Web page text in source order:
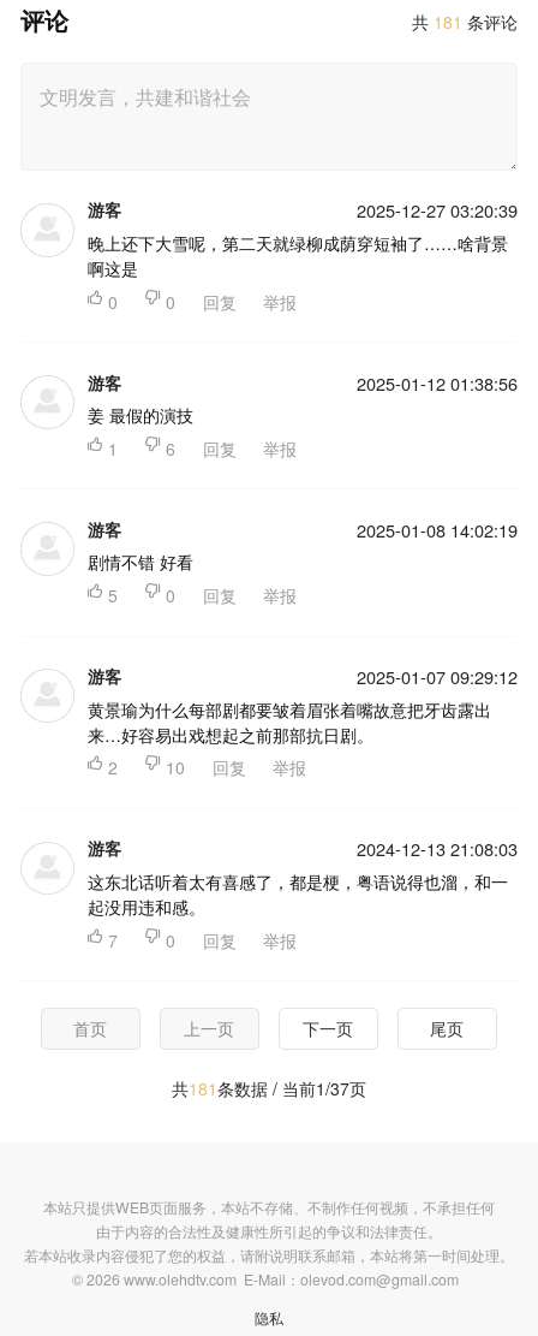
共 181 条评论
评论
游客 2025-12-27 03:20:39
晚上还下大雪呢，第二天就绿柳成荫穿短袖了……啥背景
啊这是
 0  0 回复 举报
游客 2025-01-12 01:38:56
姜 最假的演技
 1  6 回复 举报
游客 2025-01-08 14:02:19
剧情不错 好看
 5  0 回复 举报
游客 2025-01-07 09:29:12
黄景瑜为什么每部剧都要皱着眉张着嘴故意把牙齿露出
来…好容易出戏想起之前那部抗日剧。
 2  10 回复 举报
游客 2024-12-13 21:08:03
这东北话听着太有喜感了，都是梗，粤语说得也溜，和一
起没用违和感。
 7  0 回复 举报
首页 上一页 下一页 尾页
共181条数据 / 当前1/37页
本站只提供WEB页面服务，本站不存储、不制作任何视频，不承担任何
由于内容的合法性及健康性所引起的争议和法律责任。
若本站收录内容侵犯了您的权益，请附说明联系邮箱，本站将第一时间处理。
© 2026 www.olehdtv.com E-Mail：olevod.com@gmail.com
隐私